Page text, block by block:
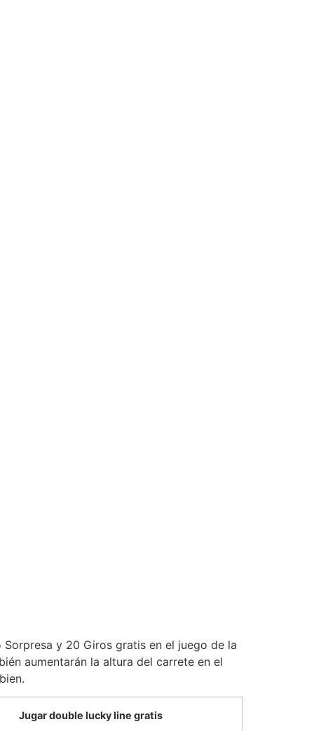
y 20 Giros gratis en el juego de la
aumentarán la altura del carrete en el
Jugar double lucky line gratis